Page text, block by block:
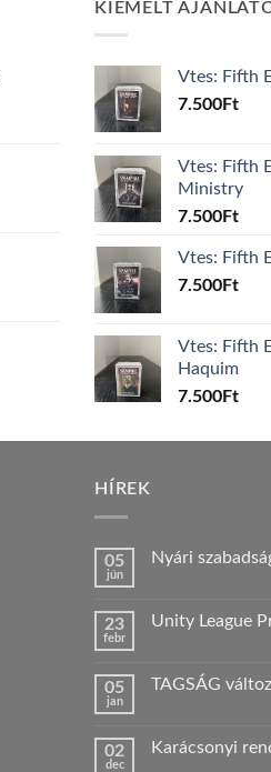
KIEMELT
Vtes: Fifth
7.500Ft
Vtes: Fifth
Ministry
7.500Ft
Vtes: Fifth
7.500Ft
Vtes: Fifth
Haquim
7.500Ft
HÍREK
05
jún
Nyári
Nyári
23
febr
Unity League
Unity
bejegyzéshez
05
jan
TAGSÁG
TAGSÁG
02
dec
Karácsonyi